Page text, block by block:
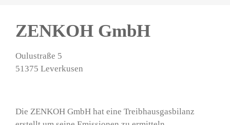
ZENKOH GmbH
Oulustraße 5
51375 Leverkusen
Die ZENKOH GmbH hat eine Treibhausgasbilanz